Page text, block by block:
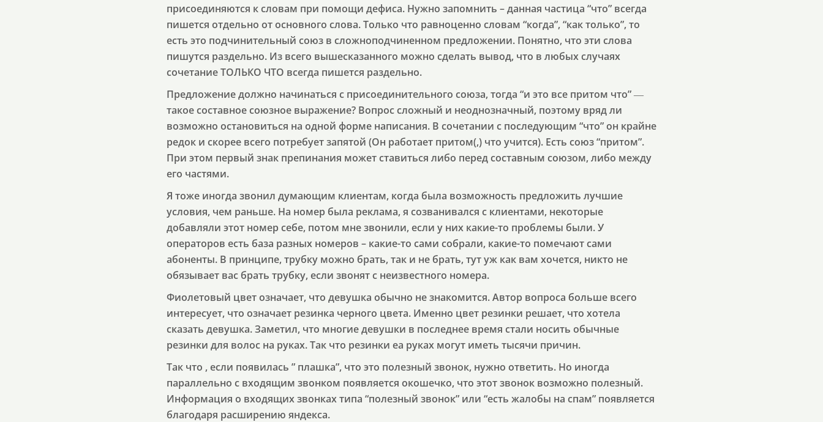
присоединяются к словам при помощи дефиса. Нужно запомнить – данная частица “что” всегда
пишется отдельно от основного слова. Только что равноценно словам “когда”, “как только”, то
есть это подчинительный союз в сложноподчиненном предложении. Понятно, что эти слова
пишутся раздельно. Из всего вышесказанного можно сделать вывод, что в любых случаях
сочетание ТОЛЬКО ЧТО всегда пишется раздельно.
Предложение должно начинаться с присоединительного союза, тогда “и это все притом что” ―
такое составное союзное выражение? Вопрос сложный и неоднозначный, поэтому вряд ли
возможно остановиться на одной форме написания. В сочетании с последующим “что” он крайне
редок и скорее всего потребует запятой (Он работает притом(,) что учится). Есть союз “притом”.
При этом первый знак препинания может ставиться либо перед составным союзом, либо между
его частями.
Я тоже иногда звонил думающим клиентам, когда была возможность предложить лучшие
условия, чем раньше. На номер была реклама, я созванивался с клиентами, некоторые
добавляли этот номер себе, потом мне звонили, если у них какие-то проблемы были. У
операторов есть база разных номеров – какие-то сами собрали, какие-то помечают сами
абоненты. В принципе, трубку можно брать, так и не брать, тут уж как вам хочется, никто не
обязывает вас брать трубку, если звонят с неизвестного номера.
Фиолетовый цвет означает, что девушка обычно не знакомится. Автор вопроса больше всего
интересует, что означает резинка черного цвета. Именно цвет резинки решает, что хотела
сказать девушка. Заметил, что многие девушки в последнее время стали носить обычные
резинки для волос на руках. Так что резинки еа руках могут иметь тысячи причин.
Так что , если появилась ” плашка”, что это полезный звонок, нужно ответить. Но иногда
параллельно с входящим звонком появляется окошечко, что этот звонок возможно полезный.
Информация о входящих звонках типа “полезный звонок” или “есть жалобы на спам” появляется
благодаря расширению яндекса.